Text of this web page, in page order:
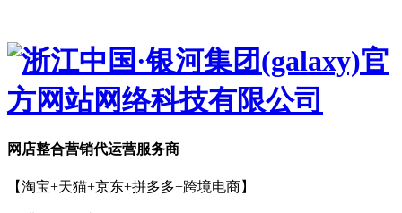
网店整合营销代运营服务商
【淘宝+天猫+京东+拼多多+跨境电商】